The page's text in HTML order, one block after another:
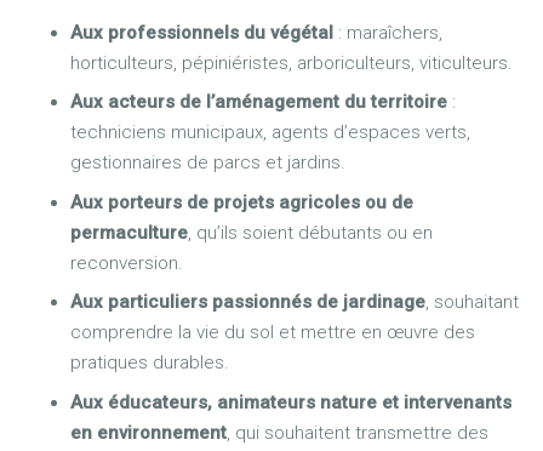
Aux professionnels du végétal : maraîchers,
horticulteurs, pépiniéristes, arboriculteurs, viticulteurs.
Aux acteurs de l’aménagement du territoire:
techniciens municipaux, agents d’espaces verts,
gestionnaires de parcs et jardins.
Aux porteurs de projets agricoles ou de
permaculture, qu’ils soient débutants ou en
reconversion.
Aux particuliers passionnés de jardinage, souhaitant
comprendre la vie du sol et mettre en œuvre des
pratiques durables.
Aux éducateurs, animateurs nature et intervenants
en environnement, qui souhaitent transmettre des